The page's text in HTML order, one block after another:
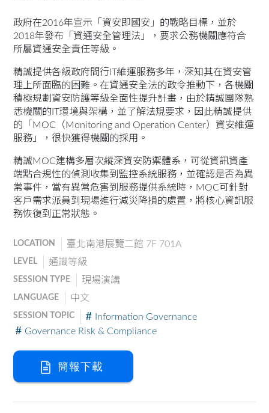
政府在2016年宣示「資安即國安」的戰略目標，並於
2018年發布「資通安全管理法」，要求公務機關應符合
所屬資通安全責任等級。
精誠提供各級政府間行IT維運服務多年，深知其在資安管
理上所面臨的困難。在資通安全法的政令推動下，各機關
積極規劃資安防護等級全面性提升計畫，由於精誠團隊熟
悉機關的IT環境與架構，並了解法規要求，因此精誠提供
的「MOC（Monitoring and Operation Center）資安維運
服務」，很快獲得機關的採用。
精誠MOC建構多層次縱深資安防禦體系，可從資訊資產
端點合規性的偵測收集到監控系統服務，並確認是否為異
常事件，當有異常危害到服務提供系統時，MOC可針對
客戶需求派員到現場進行減災降損的處置，將核心資訊服
務恢復到正常狀態。
LOCATION 臺北南港展覽二館 7F 701A
LEVEL 通識等級
SESSION TYPE 現場演講
LANGUAGE 中文
SESSION TOPIC
Information Governance
Governance Risk & Compliance
簡報下載